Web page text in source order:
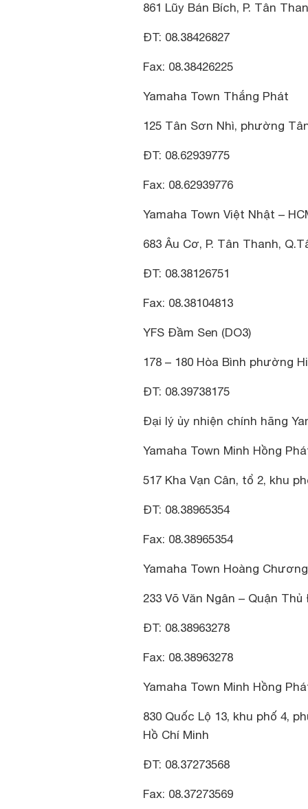
861 Lũy Bán Bích, P. Tân
ĐT: 08.38426827
Fax: 08.38426225
Yamaha Town Thắng Phát
125 Tân Sơn Nhì, phường
ĐT: 08.62939775
Fax: 08.62939776
Yamaha Town Việt Nhật –
683 Âu Cơ, P. Tân Thanh,
ĐT: 08.38126751
Fax: 08.38104813
YFS Đầm Sen (DO3)
178 – 180 Hòa Bình phường
ĐT: 08.39738175
Đại lý ủy nhiện chính hãng
Yamaha Town Minh Hồng
517 Kha Vạn Cân, tổ 2, khu
ĐT: 08.38965354
Fax: 08.38965354
Yamaha Town Hoàng Chương
233 Võ Văn Ngân – Quận
ĐT: 08.38963278
Fax: 08.38963278
Yamaha Town Minh Hồng
830 Quốc Lộ 13, khu phố 4,
Hồ Chí Minh
ĐT: 08.37273568
Fax: 08.37273569